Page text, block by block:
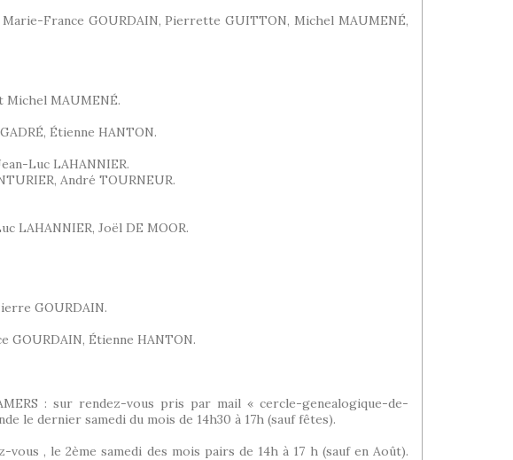
France GOURDAIN, Pierrette GUITTON, Michel MAUMENÉ,
Michel MAUMENÉ.
Étienne HANTON.
Luc LAHANNIER.
André TOURNEUR.
LAHANNIER, Joël DE MOOR.
GOURDAIN.
GOURDAIN, Étienne HANTON.
: sur rendez-vous pris par mail « cercle-genealogique-de-
le dernier samedi du mois de 14h30 à 17h (sauf fêtes).
, le 2ème samedi des mois pairs de 14h à 17 h (sauf en Août).